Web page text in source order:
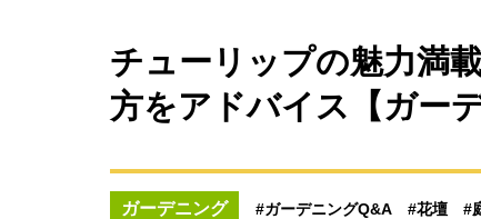
チューリップの魅力満
方をアドバイス【ガー
ガーデニング #ガーデニングQ&A #花壇 #